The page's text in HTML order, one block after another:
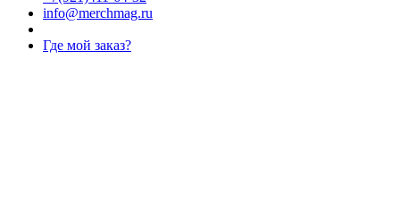
info@merchmag.ru
Где мой заказ?